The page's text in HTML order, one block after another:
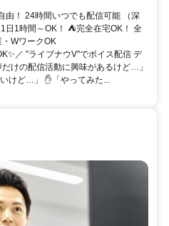
由！ 24時間いつでも配信可能 （深
日1時間～OK！ ⛺完全在宅OK！ 全
WワークOK
／ "ライブナウV"でボイス配信 デ
けの配信活動に興味があるけど…」
けど…」 ✋「やってみた...